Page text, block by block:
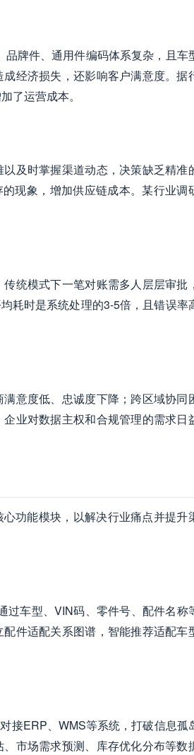
牌件、通用件编码体系复杂，且车
经济损失，还影响客户满意度。据
了运营成本。
及时掌握渠道动态，决策缺乏精准
现象，增加供应链成本。某行业调
统模式下一笔对账需多人层层审批
耗时是系统处理的3-5倍，且错误率
意度低、忠诚度下降；跨区域协同
业对数据主权和合规管理的需求日
功能模块，以解决行业痛点并提升
过车型、VIN码、零件号、配件名称
件适配关系图谱，智能推荐适配车
接ERP、WMS等系统，打破信息孤
市场需求预测、库存优化分布等数